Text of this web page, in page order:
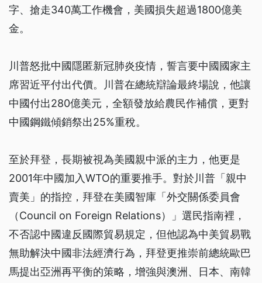
字、搶走340萬工作機會，美國損失超過1800億美
金。
川普怒批中國隱匿新冠肺炎疫情，誓言要中國國家主
席習近平付出代價。川普在總統辯論最終場說，他讓
中國付出280億美元，全額發放給農民作補償，更對
中國鋼鐵傾銷祭出25%重稅。
至於拜登，長期被視為美國親中派的主力，他更是
2001年中國加入WTO的重要推手。對於川普「親中
賣美」的指控，拜登在美國智庫「外交關係委員會
（Council on Foreign Relations）」選民指南裡，
不否認中國違反國際貿易規定，但他認為中美貿易戰
無助解決中國非法經濟行為，拜登更推崇前總統歐巴
馬提出亞洲再平衡的策略，增強與澳洲、日本、南韓